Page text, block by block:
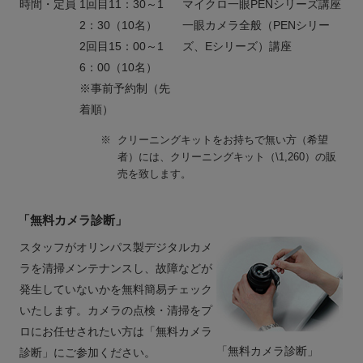
時間・定員 1回目11：30～1
2：30（10名）
2回目15：00～1
6：00（10名）
※事前予約制（先
着順）
マイクロ一眼PENシリーズ講座
一眼カメラ全般（PENシリー
ズ、Eシリーズ）講座
※
クリーニングキットをお持ちで無い方（希望
者）には、クリーニングキット（\1,260）の販
売を致します。
「無料カメラ診断」
スタッフがオリンパス製デジタルカメ
ラを清掃メンテナンスし、故障などが
発生していないかを無料簡易チェック
いたします。カメラの点検・清掃をプ
ロにお任せされたい方は「無料カメラ
診断」にご参加ください。
「無料カメラ診断」